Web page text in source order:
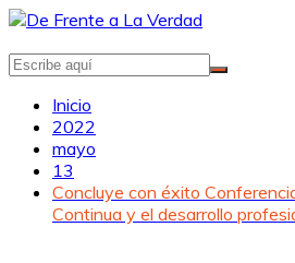
Saltar
contenido
Inicio
2022
mayo
13
Concluye con éxito
Continua y el desarrollo